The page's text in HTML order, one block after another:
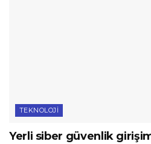
TEKNOLOJI
Yerli siber güvenlik